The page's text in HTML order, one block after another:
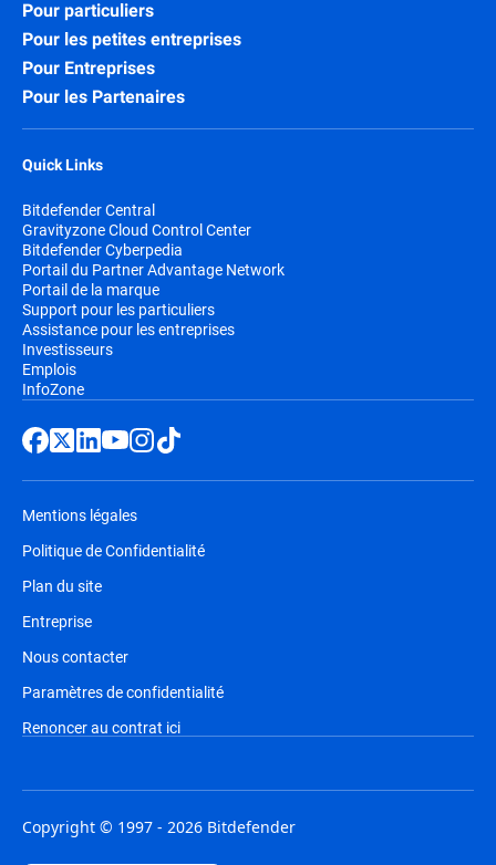
Pour particuliers
Pour les petites entreprises
Pour Entreprises
Pour les Partenaires
Quick Links
Bitdefender Central
Gravityzone Cloud Control Center
Bitdefender Cyberpedia
Portail du Partner Advantage Network
Portail de la marque
Support pour les particuliers
Assistance pour les entreprises
Investisseurs
Emplois
InfoZone
Mentions légales
Politique de Confidentialité
Plan du site
Entreprise
Nous contacter
Paramètres de confidentialité
Renoncer au contrat ici
Copyright © 1997 - 2026 Bitdefender